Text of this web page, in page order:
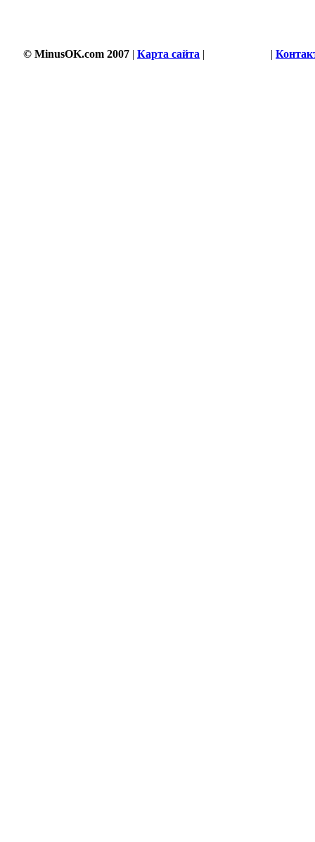
© MinusOK.com 2007 | Карта сайта | |